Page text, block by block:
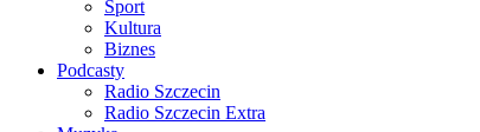
Sport
Kultura
Biznes
Podcasty
Radio Szczecin
Radio Szczecin Extra